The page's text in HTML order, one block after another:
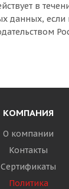
в
данных, если
КОМПАНИЯ
О компании
Контакты
Сертификаты
Политика